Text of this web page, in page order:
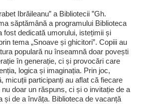
Ibrăileanu” a Bibliotecii ”Gh.
săptămână a programului Biblioteca
fost dedicată umorului, istețimii și
tema „Snoave și ghicitori”. Copiii au
populară nu înseamnă doar povești
în generație, ci și provocări care
logica și imaginația. Prin joc,
micuții participanți au aflat că fiecare
doar un răspuns, ci și o invitație de a
și de a învăța. Biblioteca de vacanță